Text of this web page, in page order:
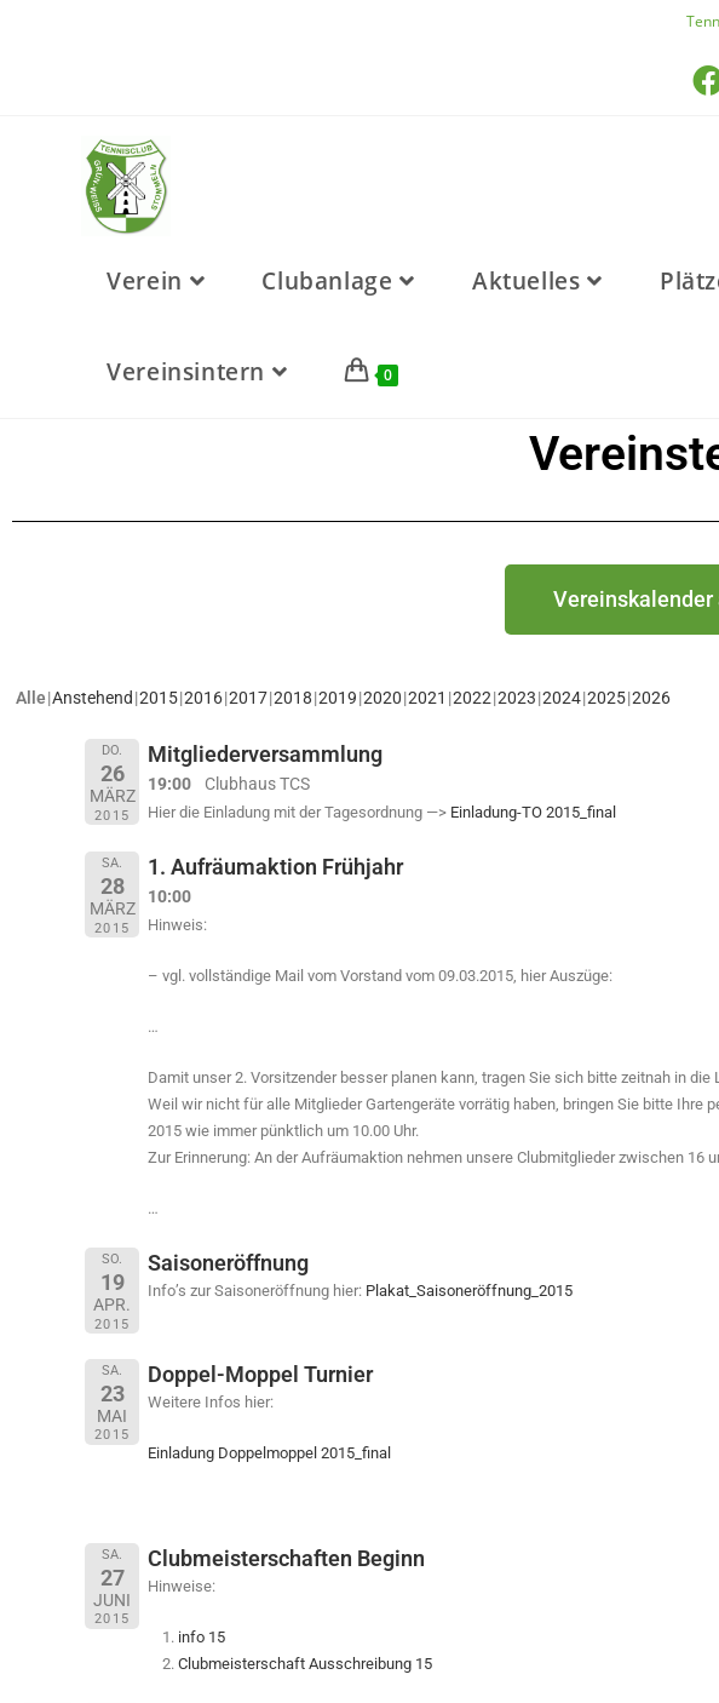
Verein Clubanlage Aktuelles
Vereinsintern 0
Vereinskalender
Alle Anstehend 2015 2016 2017 2018 2019 2020 2021 2022 2023 2024 2025 2026
DO.
26
MÄRZ
2015
Mitgliederversammlung
19:00 Clubhaus TCS
Hier die Einladung mit der Tagesordnung —> Einladung-TO 2015_final
SA.
28
MÄRZ
2015
1. Aufräumaktion Frühjahr
10:00
Hinweis:
– vgl. vollständige Mail vom Vorstand vom 09.03.2015, hier Auszüge:
…
Damit unser 2. Vorsitzender besser planen kann, tragen Sie sich bitte zeitnah in
Weil wir nicht für alle Mitglieder Gartengeräte vorrätig haben, bringen Sie bitte
2015 wie immer pünktlich um 10.00 Uhr.
Zur Erinnerung: An der Aufräumaktion nehmen unsere Clubmitglieder zwischen 16
…
SO.
19
APR.
2015
Saisoneröffnung
Info’s zur Saisoneröffnung hier: Plakat_Saisoneröffnung_2015
SA.
23
MAI
2015
Doppel-Moppel Turnier
Weitere Infos hier:
Einladung Doppelmoppel 2015_final
SA.
27
JUNI
2015
Clubmeisterschaften Beginn
Hinweise:
info 15
Clubmeisterschaft Ausschreibung 15